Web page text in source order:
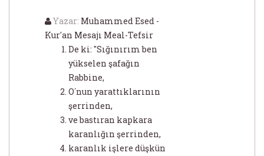
Yazar: Muhammed Esed -
Kur'an Mesajı Meal-Tefsir
De ki: "Sığınırım ben
yükselen şafağın
Rabbine,
O´nun yarattıklarının
şerrinden,
ve bastıran kapkara
karanlığın şerrinden,
karanlık işlere düşkün